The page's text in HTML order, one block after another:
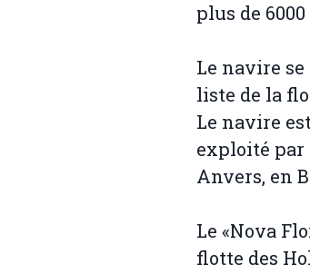
plus de
Le navire
liste de la
Le navire
exploité par
Anvers, en
Le «Nova
flotte des